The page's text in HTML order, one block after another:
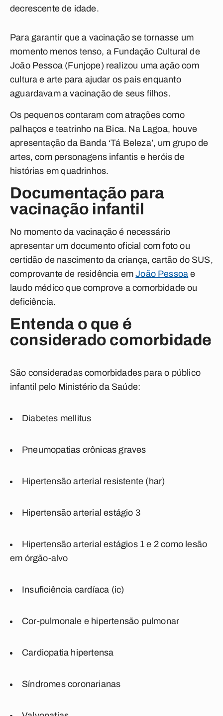
decrescente de idade.
Para garantir que a vacinação se tornasse um
momento menos tenso, a Fundação Cultural de
João Pessoa (Funjope) realizou uma ação com
cultura e arte para ajudar os pais enquanto
aguardavam a vacinação de seus filhos.
Os pequenos contaram com atrações como
palhaços e teatrinho na Bica. Na Lagoa, houve
apresentação da Banda ‘Tá Beleza’, um grupo de
artes, com personagens infantis e heróis de
histórias em quadrinhos.
Documentação para
vacinação infantil
No momento da vacinação é necessário
apresentar um documento oficial com foto ou
certidão de nascimento da criança, cartão do SUS,
comprovante de residência emJoão Pessoa e
laudo médico que comprove a comorbidade ou
deficiência.
Entenda o que é
considerado comorbidade
São consideradas comorbidades para o público
infantil pelo Ministério da Saúde:
Diabetes mellitus
Pneumopatias crônicas graves
Hipertensão arterial resistente (har)
Hipertensão arterial estágio 3
Hipertensão arterial estágios 1 e 2 como lesão
em órgão-alvo
Insuficiência cardíaca (ic)
Cor-pulmonale e hipertensão pulmonar
Cardiopatia hipertensa
Síndromes coronarianas